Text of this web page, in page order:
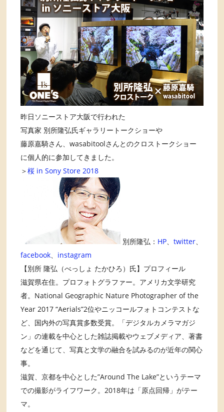
昨日ソニーストア大阪で行われた
写真家 別所隆弘氏ギャラリートークショーや
藤原嘉騎さん、wasabitoolさんとのクロストークショー
に個人的に参加してきました。
＞桜 in Sony Store 2018
別所隆弘： HP、twitter、
facebook、 instagram
【別所 隆弘（べっしょ たかひろ）氏】プロフィール
滋賀県在住。プロフォトグラファー。アメリカ文学研究
者。National Geographic Nature Photographer of the
Year 2017 “Aerials”2位やニッコールフォトコンテストな
ど、国内外の写真賞多数受賞。「デジタルカメラマガジ
ン」の連載を中心とした雑誌掲載やウェブメディア、著書
などを通じて、写真と文学の融合を試みるのが近年の関心
事。
滋賀、京都を中心とした”Around The Lake”というテーマ
での撮影がライフワーク。2018年は「原点回帰」がテー
マ。